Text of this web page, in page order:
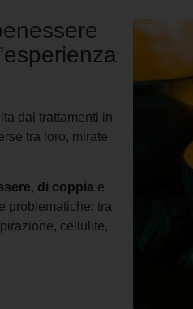
dai trattamenti in
tra loro, mirate
, di coppia e
problematiche: tra
cellulite,